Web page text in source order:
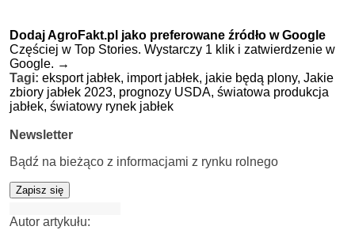
Dodaj AgroFakt.pl jako preferowane źródło w Google
Częściej w Top Stories. Wystarczy 1 klik i zatwierdzenie w
Google. →
Tagi: eksport jabłek, import jabłek, jakie będą plony, Jakie
zbiory jabłek 2023, prognozy USDA, światowa produkcja
jabłek, światowy rynek jabłek
Newsletter
Bądź na bieżąco z informacjami z rynku rolnego
Zapisz się
Autor artykułu: